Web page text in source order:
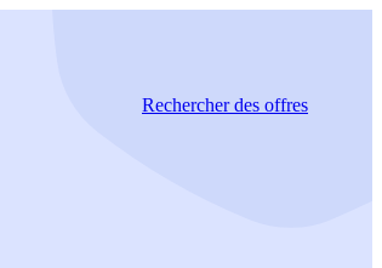
Rechercherdes offres